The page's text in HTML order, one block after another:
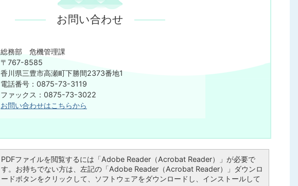
お問い合わせ
総務部 危機管理課
〒767-8585
香川県三豊市高瀬町下勝間2373番地1
電話番号：0875-73-3119
ファックス：0875-73-3022
お問い合わせはこちらから
PDFファイルを閲覧するには「Adobe Reader（Acrobat Reader）」が必要で
す。お持ちでない方は、左記の「Adobe Reader（Acrobat Reader）」ダウンロ
ードボタンをクリックして、ソフトウェアをダウンロードし、インストールして